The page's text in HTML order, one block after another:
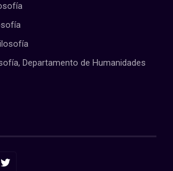
Departamento de Humanidades